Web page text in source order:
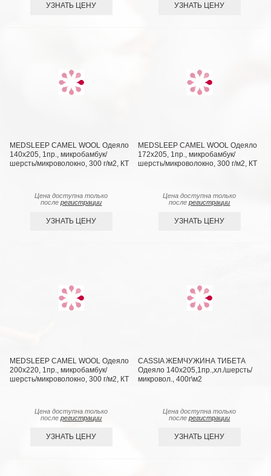
УЗНАТЬ ЦЕНУ УЗНАТЬ ЦЕНУ
MEDSLEEP CAMEL WOOL Одеяло
140х205, 1пр., микробамбук/
шерсть/микроволокно, 300 г/м2, КТ
Цена доступна только
послерегистрации
УЗНАТЬ ЦЕНУ
MEDSLEEP CAMEL WOOL Одеяло
172х205, 1пр., микробамбук/
шерсть/микроволокно, 300 г/м2, КТ
Цена доступна только
послерегистрации
УЗНАТЬ ЦЕНУ
MEDSLEEP CAMEL WOOL Одеяло
200х220, 1пр., микробамбук/
шерсть/микроволокно, 300 г/м2, КТ
Цена доступна только
послерегистрации
УЗНАТЬ ЦЕНУ
CASSIA ЖЕМЧУЖИНА ТИБЕТА
Одеяло 140х205,1пр.,хл./шерсть/
микровол., 400г\м2
Цена доступна только
послерегистрации
УЗНАТЬ ЦЕНУ